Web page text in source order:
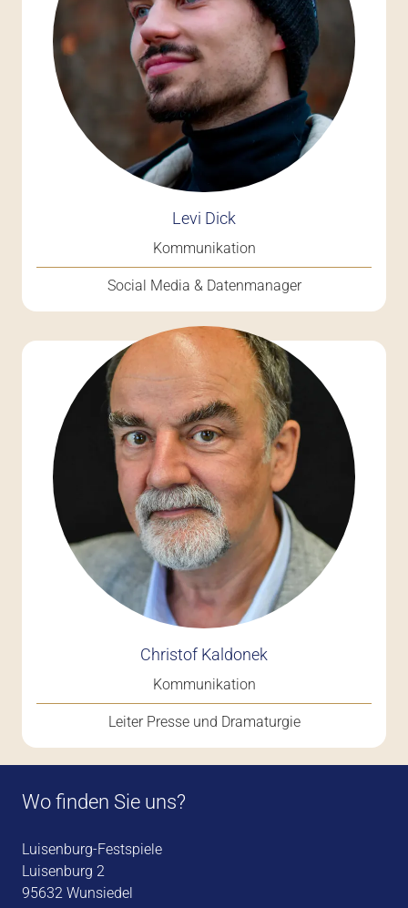
Levi Dick
Kommunikation
Social Media & Datenmanager
Christof Kaldonek
Kommunikation
Leiter Presse und Dramaturgie
Wo finden Sie uns?
Luisenburg-Festspiele
Luisenburg 2
95632 Wunsiedel